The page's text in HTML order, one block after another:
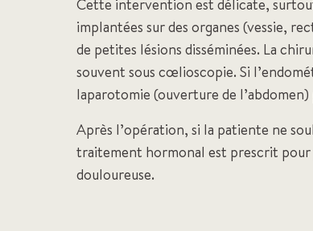
Cette intervention est délicate,
implantées sur des organes (vessie,
de petites lésions disséminées. La
souvent sous cœlioscopie. Si
laparotomie (ouverture de
Après l’opération, si la patiente ne
traitement hormonal est prescrit
douloureuse.